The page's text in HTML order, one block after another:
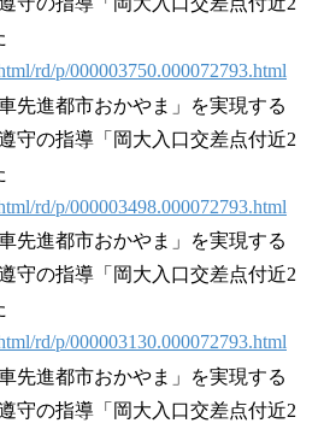
rd/p/000003750.000072793.html
先進都市おかやま」を実現する
守の指導「岡大入口交差点付近2
rd/p/000003498.000072793.html
先進都市おかやま」を実現する
守の指導「岡大入口交差点付近2
rd/p/000003130.000072793.html
先進都市おかやま」を実現する
守の指導「岡大入口交差点付近2